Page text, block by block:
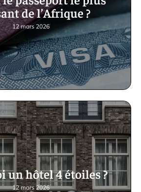
de l’Afrique ?
12 mars 2026
un hôtel 4 étoiles ?
12 mars 2026